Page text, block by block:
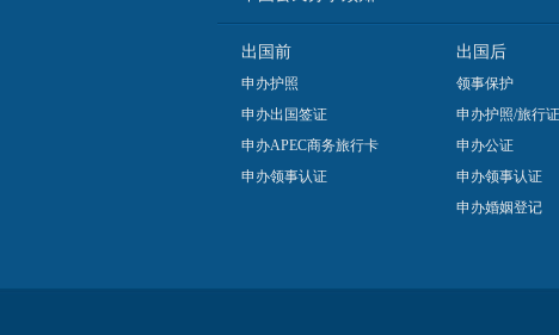
出国前
申办护照
申办出国签证
申办APEC商务旅行卡
申办领事认证
出国后
领事保护
申办护照/旅行证
申办公证
申办领事认证
申办婚姻登记